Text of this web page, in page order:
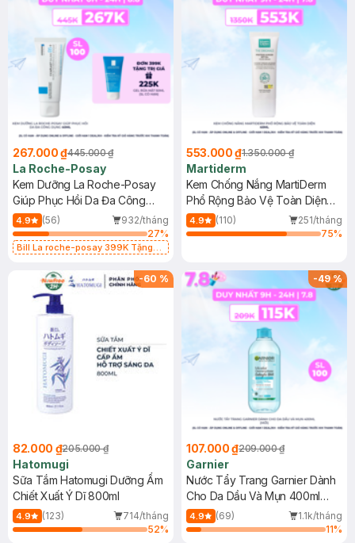
267.000 ₫445.000 ₫
La Roche-Posay
Kem Dưỡng La Roche-Posay
Giúp Phục Hồi Da Đa Công
Dụng 40ml
4.9 (56)
932/tháng
27%
Bill La roche-posay 399K Tặng
(SL có hạn)
553.000 ₫1.350.000 ₫
Martiderm
Kem Chống Nắng MartiDerm
Phổ Rộng Bảo Vệ Toàn Diện
40ml
4.9 (110)
251/tháng
75%
-60 %
82.000 ₫205.000 ₫
Hatomugi
Sữa Tắm Hatomugi Dưỡng Ẩm
Chiết Xuất Ý Dĩ 800ml
4.9 (123)
714/tháng
52%
-49%
107.000 ₫209.000 ₫
Garnier
Nước Tẩy Trang Garnier Dành
Cho Da Dầu Và Mụn 400ml
(Mới)
4.9 (69)
1.1k/tháng
11%